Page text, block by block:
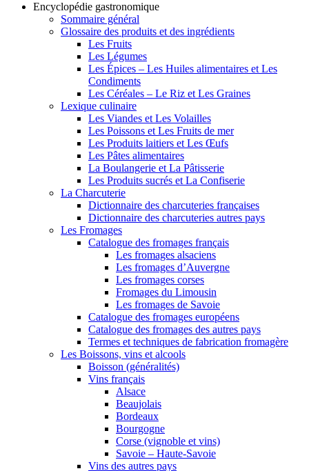
Encyclopédie gastronomique
Sommaire général
Glossaire des produits et des ingrédients
Les Fruits
Les Légumes
Les Épices – Les Huiles alimentaires et Les
Condiments
Les Céréales – Le Riz et Les Graines
Lexique culinaire
Les Viandes et Les Volailles
Les Poissons et Les Fruits de mer
Les Produits laitiers et Les Œufs
Les Pâtes alimentaires
La Boulangerie et La Pâtisserie
Les Produits sucrés et La Confiserie
La Charcuterie
Dictionnaire des charcuteries françaises
Dictionnaire des charcuteries autres pays
Les Fromages
Catalogue des fromages français
Les fromages alsaciens
Les fromages d’Auvergne
Les fromages corses
Fromages du Limousin
Les fromages de Savoie
Catalogue des fromages européens
Catalogue des fromages des autres pays
Termes et techniques de fabrication fromagère
Les Boissons, vins et alcools
Boisson (généralités)
Vins français
Alsace
Beaujolais
Bordeaux
Bourgogne
Corse (vignoble et vins)
Savoie – Haute-Savoie
Vins des autres pays